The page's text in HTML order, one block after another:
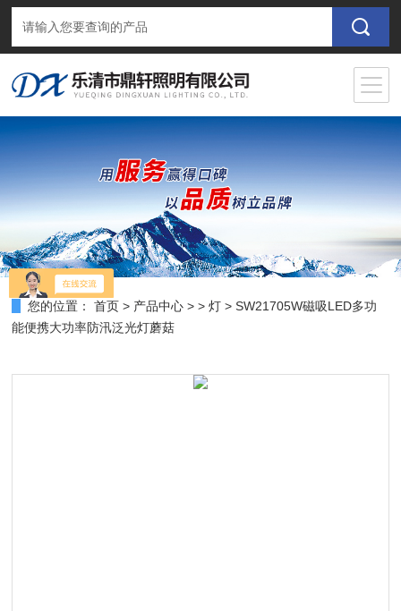
您的位置： 首页 > 产品中心 > >灯 > SW21705W磁吸LED多功
能便携大功率防汛泛光灯蘑菇